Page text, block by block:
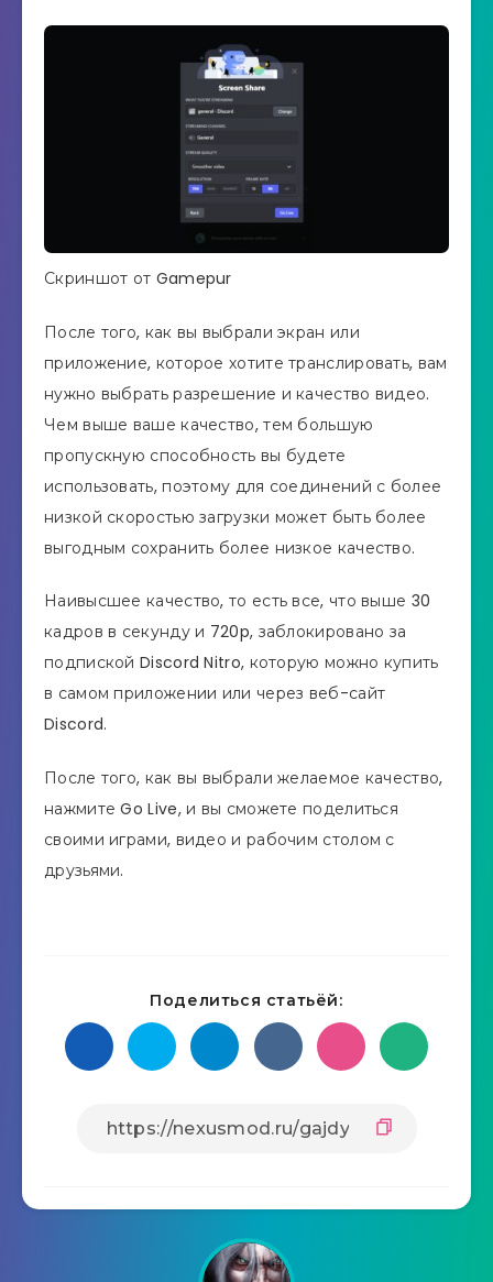
Скриншот от Gamepur
После того, как вы выбрали экран или
приложение, которое хотите транслировать, вам
нужно выбрать разрешение и качество видео.
Чем выше ваше качество, тем большую
пропускную способность вы будете
использовать, поэтому для соединений с более
низкой скоростью загрузки может быть более
выгодным сохранить более низкое качество.
Наивысшее качество, то есть все, что выше 30
кадров в секунду и 720p, заблокировано за
подпиской Discord Nitro, которую можно купить
в самом приложении или через веб-сайт
Discord.
После того, как вы выбрали желаемое качество,
нажмите Go Live, и вы сможете поделиться
своими играми, видео и рабочим столом с
друзьями.
Поделиться статьёй: